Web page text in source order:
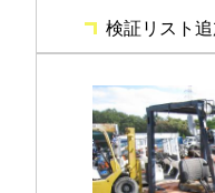
検証リスト追